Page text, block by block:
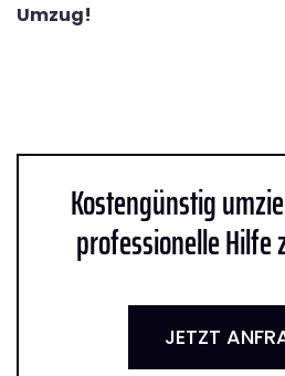
Umzug!
Kostengünstig
professionelle Hilfe
JETZT